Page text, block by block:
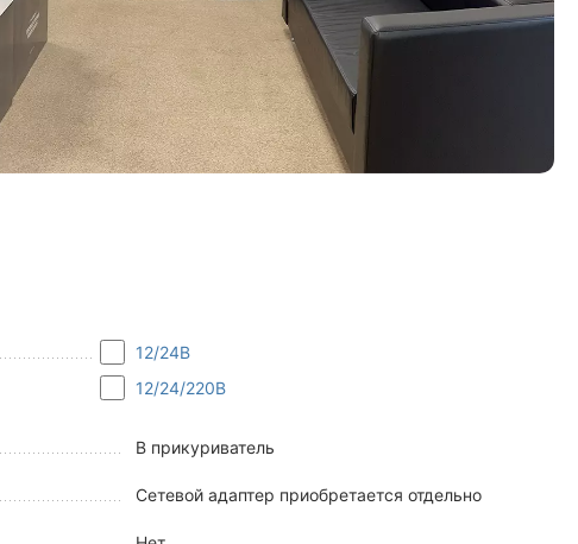
12/24В
12/24/220В
В прикуриватель
Сетевой адаптер приобретается отдельно